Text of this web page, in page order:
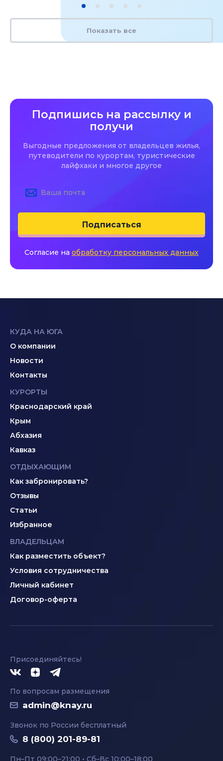
Показать все
Подпишись на рассылку и
получи
Выгодные предложения от владельцев жилья,
путеводители по курортам, туристические
лайфхаки и многое другое
Подписаться
Согласие на обработку персональных данных
КУДА НА ЮГА
О компании
Новости
Контакты
КУРОРТЫ
Краснодарский край
Крым
Абхазия
Кавказ
ОТДЫХАЮЩИМ
Как забронировать?
Отзывы
Статьи
Избранное
ВЛАДЕЛЬЦАМ
Как разместить объект?
Условия сотрудничества
Личный кабинет
Договор-оферта
Присоединяйтесь!
По вопросам размещения
admin@knay.ru
Звонок по России бесплатный
8 (800) 201-89-81
Пн–Пт 09:00–21:00 • Сб–Вс 10:00–18:00